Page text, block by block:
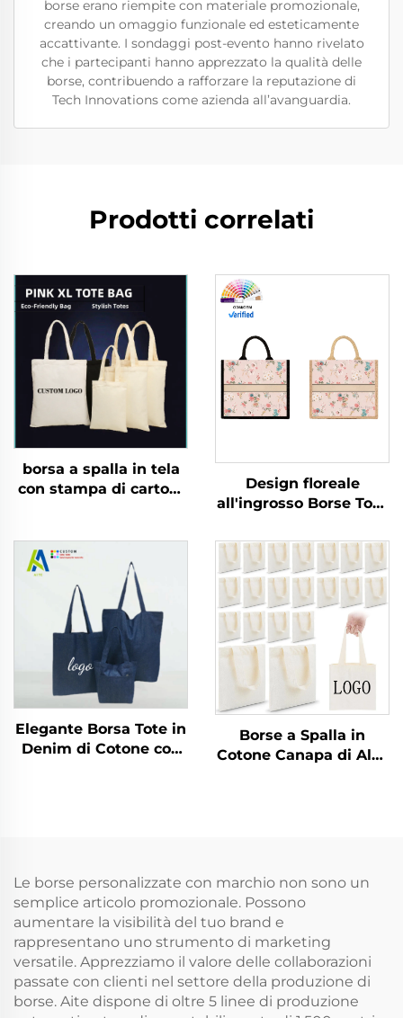
borse erano riempite con materiale promozionale,
creando un omaggio funzionale ed esteticamente
accattivante. I sondaggi post-evento hanno rivelato
che i partecipanti hanno apprezzato la qualità delle
borse, contribuendo a rafforzare la reputazione di
Tech Innovations come azienda all’avanguardia.
Prodotti correlati
borsa a spalla in tela
con stampa di cartoni
Giika Wow Eight
stampata su entrambi
i lati ad alta capacità
Design floreale
all'ingrosso Borse Tote
Design vintage
floreale con fibbia
nascosta Stampa
transfer termico come
regalo
Elegante Borsa Tote in
Denim di Cotone con
Come Regalo
Borse a Spalla in
Cotone Canapa di Alta
Le borse personalizzate con marchio non sono un
semplice articolo promozionale. Possono
aumentare la visibilità del tuo brand e
rappresentano uno strumento di marketing
versatile. Apprezziamo il valore delle collaborazioni
passate con clienti nel settore della produzione di
borse. Aite dispone di oltre 5 linee di produzione